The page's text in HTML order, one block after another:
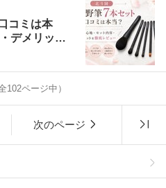
コミは本
デメリット
102ページ中）
次のページ